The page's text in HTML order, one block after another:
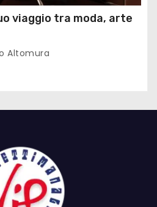
viaggio tra moda, arte
Altomura